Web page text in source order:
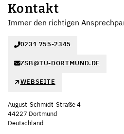
Kontakt
Immer den richtigen
0231 755-2345
ZSB@TU-DORTMUND.DE
WEBSEITE
August-Schmidt-Straße 4
44227 Dortmund
Deutschland